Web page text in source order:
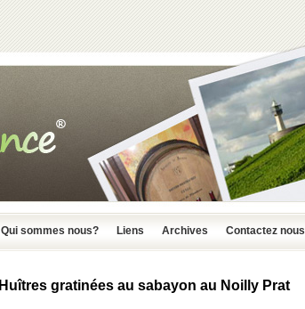
Qui sommes nous? Liens Archives Contactez nous
Huîtres gratinées au sabayon au Noilly Prat